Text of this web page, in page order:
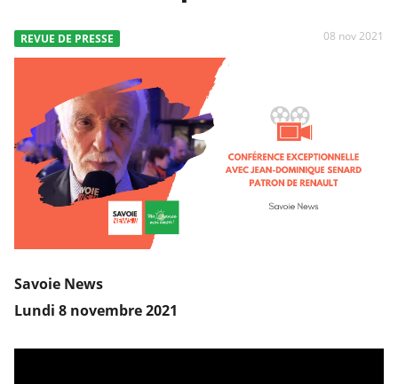
REVUE DE PRESSE 08 nov 2021
Savoie News
Lundi 8 novembre 2021